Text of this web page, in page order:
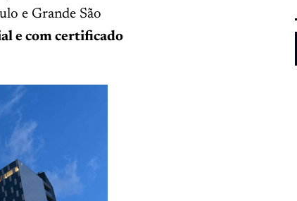
e Grande São
e com certificado